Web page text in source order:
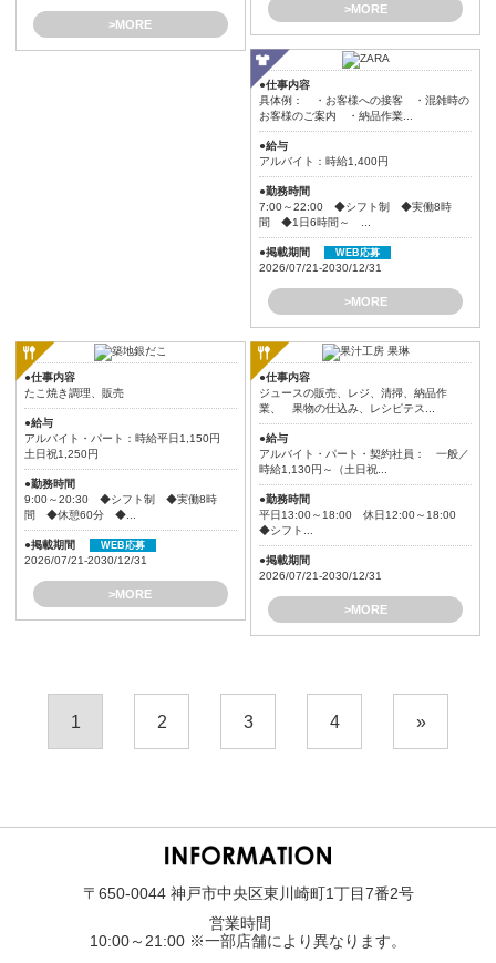
>MORE
>MORE
●仕事内容
具体例： ・お客様への接客 ・混雑時の
お客様のご案内 ・納品作業...
●給与
アルバイト：時給1,400円
●勤務時間
7:00～22:00 ◆シフト制 ◆実働8時
間 ◆1日6時間～ ...
●掲載期間 WEB応募
2026/07/21-2030/12/31
>MORE
●仕事内容
たこ焼き調理、販売
●給与
アルバイト・パート：時給平日1,150円
土日祝1,250円
●勤務時間
9:00～20:30 ◆シフト制 ◆実働8時
間 ◆休憩60分 ◆...
●掲載期間 WEB応募
2026/07/21-2030/12/31
>MORE
●仕事内容
ジュースの販売、レジ、清掃、納品作
業、 果物の仕込み、レシピテス...
●給与
アルバイト・パート・契約社員： 一般／
時給1,130円～（土日祝...
●勤務時間
平日13:00～18:00 休日12:00～18:00
◆シフト...
●掲載期間
2026/07/21-2030/12/31
>MORE
1 2 3 4 »
〒650-0044 神戸市中央区東川崎町1丁目7番2号
営業時間
10:00～21:00 ※一部店舗により異なります。